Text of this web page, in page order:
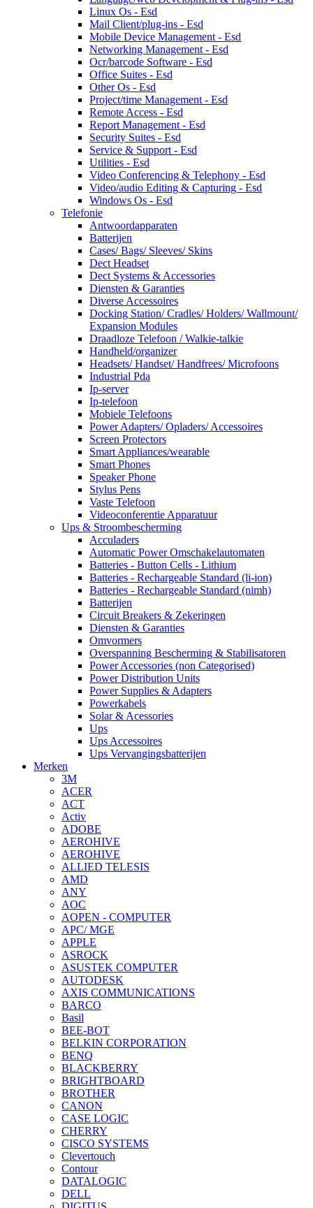
Linux Os - Esd
Mail Client/plug-ins - Esd
Mobile Device Management - Esd
Networking Management - Esd
Ocr/barcode Software - Esd
Office Suites - Esd
Other Os - Esd
Project/time Management - Esd
Remote Access - Esd
Report Management - Esd
Security Suites - Esd
Service & Support - Esd
Utilities - Esd
Video Conferencing & Telephony - Esd
Video/audio Editing & Capturing - Esd
Windows Os - Esd
Telefonie
Antwoordapparaten
Batterijen
Cases/ Bags/ Sleeves/ Skins
Dect Headset
Dect Systems & Accessories
Diensten & Garanties
Diverse Accessoires
Docking Station/ Cradles/ Holders/ Wallmount/
Expansion Modules
Draadloze Telefoon / Walkie-talkie
Handheld/organizer
Headsets/ Handset/ Handfrees/ Microfoons
Industrial Pda
Ip-server
Ip-telefoon
Mobiele Telefoons
Power Adapters/ Opladers/ Accessoires
Screen Protectors
Smart Appliances/wearable
Smart Phones
Speaker Phone
Stylus Pens
Vaste Telefoon
Videoconferentie Apparatuur
Ups & Stroombescherming
Acculaders
Automatic Power Omschakelautomaten
Batteries - Button Cells - Lithium
Batteries - Rechargeable Standard (li-ion)
Batteries - Rechargeable Standard (nimh)
Batterijen
Circuit Breakers & Zekeringen
Diensten & Garanties
Omvormers
Overspanning Bescherming & Stabilisatoren
Power Accessories (non Categorised)
Power Distribution Units
Power Supplies & Adapters
Powerkabels
Solar & Acessories
Ups
Ups Accessoires
Ups Vervangingsbatterijen
Merken
3M
ACER
ACT
Activ
ADOBE
AEROHIVE
AEROHIVE
ALLIED TELESIS
AMD
ANY
AOC
AOPEN - COMPUTER
APC/ MGE
APPLE
ASROCK
ASUSTEK COMPUTER
AUTODESK
AXIS COMMUNICATIONS
BARCO
Basil
BEE-BOT
BELKIN CORPORATION
BENQ
BLACKBERRY
BRIGHTBOARD
BROTHER
CANON
CASE LOGIC
CHERRY
CISCO SYSTEMS
Clevertouch
Contour
DATALOGIC
DELL